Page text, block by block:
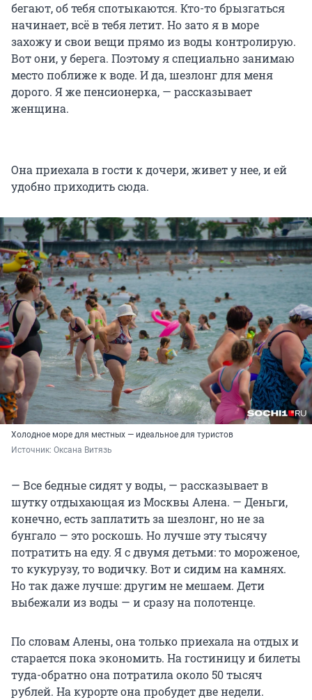
бегают, об тебя спотыкаются. Кто-то брызгаться
начинает, всё в тебя летит. Но зато я в море
захожу и свои вещи прямо из воды контролирую.
Вот они, у берега. Поэтому я специально занимаю
место поближе к воде. И да, шезлонг для меня
дорого. Я же пенсионерка, — рассказывает
женщина.
Она приехала в гости к дочери, живет у нее, и ей
удобно приходить сюда.
Холодное море для местных — идеальное для туристов
Источник: Оксана Витязь
— Все бедные сидят у воды, — рассказывает в
шутку отдыхающая из Москвы Алена. — Деньги,
конечно, есть заплатить за шезлонг, но не за
бунгало — это роскошь. Но лучше эту тысячу
потратить на еду. Я с двумя детьми: то мороженое,
то кукурузу, то водичку. Вот и сидим на камнях.
Но так даже лучше: другим не мешаем. Дети
выбежали из воды — и сразу на полотенце.
По словам Алены, она только приехала на отдых и
старается пока экономить. На гостиницу и билеты
туда-обратно она потратила около50 тысяч
рублей. На курорте она пробудет две недели.